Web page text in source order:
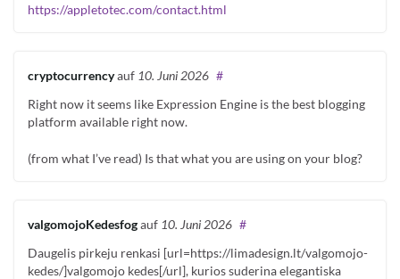
https://appletotec.com/contact.html
cryptocurrencyauf 10. Juni 2026 #
Right now it seems like Expression Engine is the best blogging
platform available right now.
(from what I’ve read) Is that what you are using on your blog?
valgomojoKedesfogauf 10. Juni 2026 #
Daugelis pirkeju renkasi [url=https://limadesign.lt/valgomojo-
kedes/]valgomojo kedes[/url], kurios suderina elegantiska